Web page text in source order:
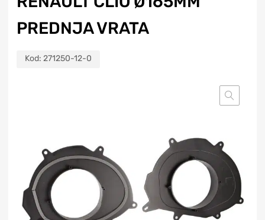
PREDNJA VRATA
Kod: 271250-12-0